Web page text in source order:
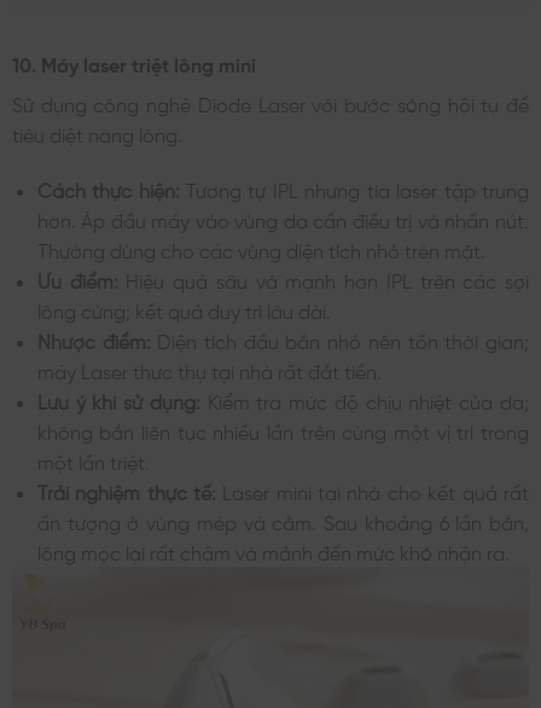
10. Máy laser triệt lông mini
Sử dụng công nghệ Diode Laser với bước sóng hội tụ để
tiêu diệt nang lông.
Cách thực hiện: Tương tự IPL nhưng tia laser tập trung
hơn. Áp đầu máy vào vùng da cần điều trị và nhấn nút.
Thường dùng cho các vùng diện tích nhỏ trên mặt.
Ưu điểm: Hiệu quả sâu và mạnh hơn IPL trên các sợi
lông cứng; kết quả duy trì lâu dài.
Nhược điểm: Diện tích đầu bắn nhỏ nên tốn thời gian;
máy Laser thực thụ tại nhà rất đắt tiền.
Lưu ý khi sử dụng:
Kiểm tra mức độ chịu nhiệt của da;
không bắn liên tục nhiều lần trên cùng một vị trí trong
một lần triệt.
Trải nghiệm thực tế:
Laser mini tại nhà cho kết quả rất
ấn tượng ở vùng mép và cằm. Sau khoảng 6 lần bắn,
lông mọc lại rất chậm và mảnh đến mức khó nhận ra.